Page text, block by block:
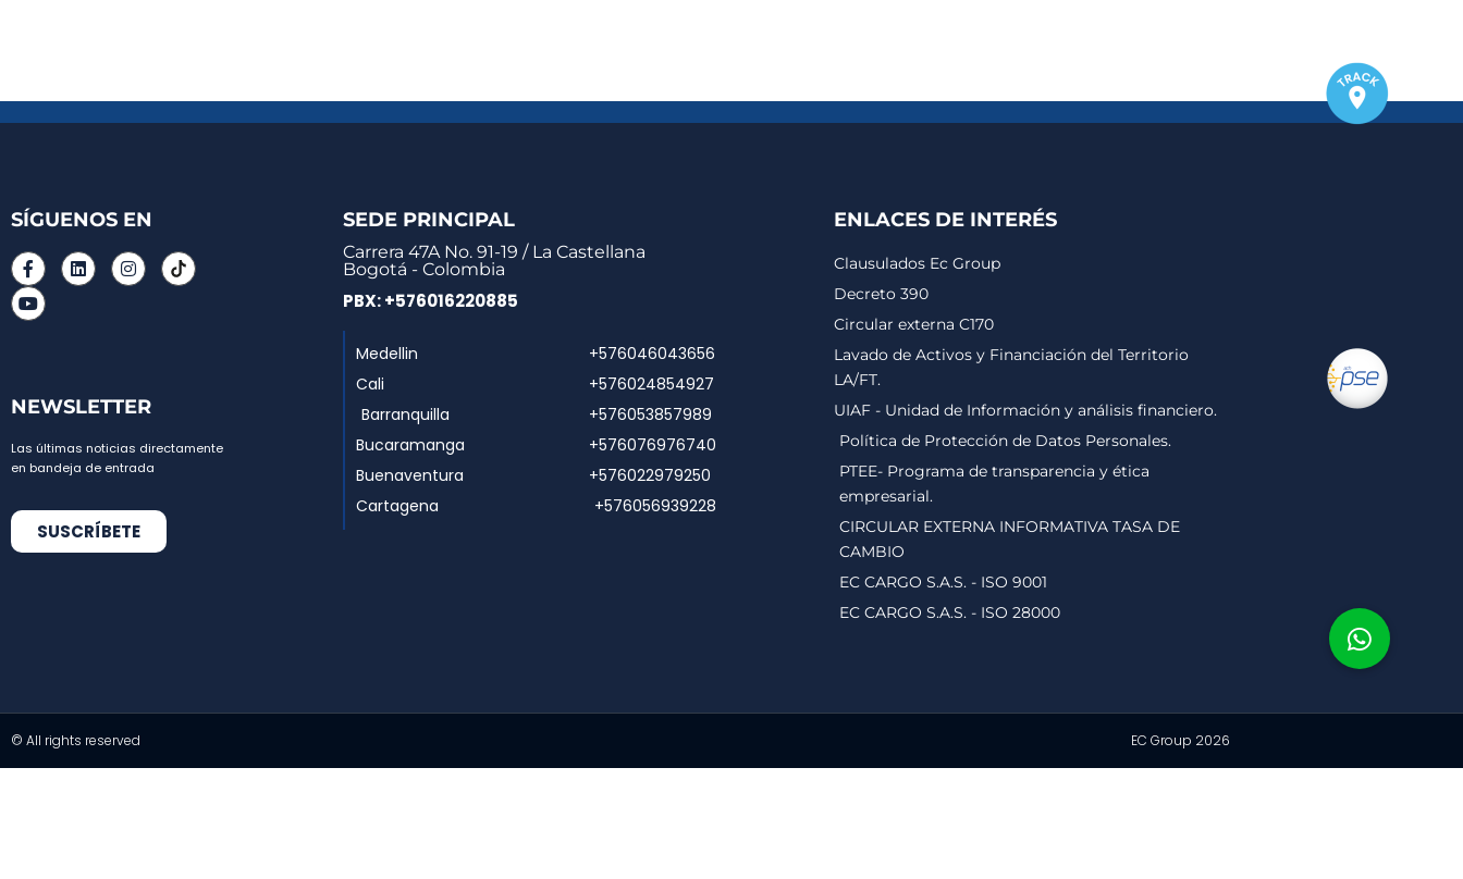
SÍGUENOS EN
NEWSLETTER
Las últimas noticias directamente
en bandeja de entrada
SUSCRÍBETE
SEDE PRINCIPAL
Carrera 47A No. 91-19 / La Castellana
Bogotá - Colombia
PBX: +576016220885
Medellin
Cali
Barranquilla
Bucaramanga
Buenaventura
Cartagena
+576046043656
+576024854927
+576053857989
+576076976740
+576022979250
+576056939228
ENLACES DE INTERÉS
Clausulados Ec Group
Decreto 390
Circular externa C170
Lavado de Activos y Financiación del Territorio
LA/FT.
UIAF - Unidad de Información y análisis financiero.
Política de Protección de Datos Personales.
PTEE- Programa de transparencia y ética
empresarial.
CIRCULAR EXTERNA INFORMATIVA TASA DE
CAMBIO
EC CARGO S.A.S. - ISO 9001
EC CARGO S.A.S. - ISO 28000
© All rights reserved EC Group 2026